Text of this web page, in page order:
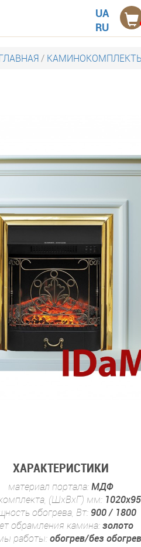
UA
RU
/
ХАРАКТЕРИСТИКИ
материал портала:МДФ
(ШхВхГ) мм:
обогрева, Вт: 900 / 1800
обрамления камина:золото
работы:обогрев/без